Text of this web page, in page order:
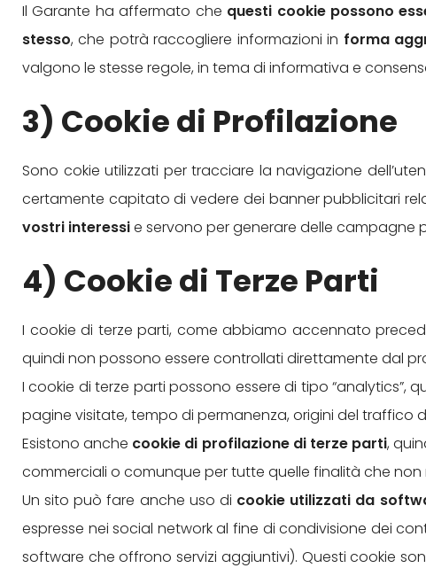
Il Garante ha affermato che questi cookie possono
stesso, che potrà raccogliere informazioni in forma
valgono le stesse regole, in tema di informativa e
3) Cookie di Profilazione
Sono cokie utilizzati per tracciare la navigazione
certamente capitato di vedere dei banner pubblicitari
vostri interessie servono per generare delle campagne
4) Cookie di Terze Parti
I cookie di terze parti, come abbiamo accennato
quindi non possono essere controllati direttamente dal
I cookie di terze parti possono essere di tipo “analytics”,
pagine visitate, tempo di permanenza, origini del traffico
Esistono anche cookie di profilazione di terze parti,
commerciali o comunque per tutte quelle finalità che non
Un sito può fare anche uso di cookie utilizzati da
espresse nei social network al fine di condivisione dei
software che offrono servizi aggiuntivi). Questi cookie